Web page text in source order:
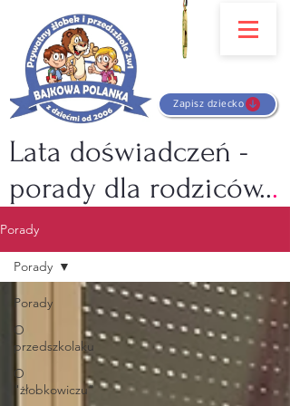
Zapisz dziecko
Lata doświadczeń -
porady dla rodziców...
Porady
Porady
O
przedszkolaku
O
"żłobkowiczu"
Porady